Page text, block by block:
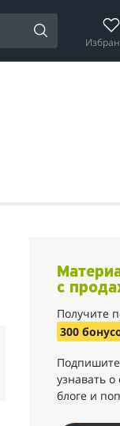
с
Получите
300
узнавать о
блоге и